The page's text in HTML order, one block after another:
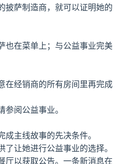
披萨制造商，就可以证明她的
也在菜单上；与公益事业完美
在经销商的所有房间里再完成
阅公益事业。
主线故事的先决条件。
让她进行公益事业的选择。
厅以获取公告。一条新消息在